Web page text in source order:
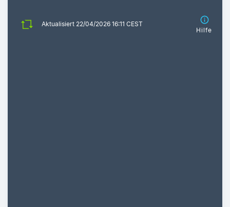
Aktualisiert 22/04/2026 16:11 CEST
Hilfe